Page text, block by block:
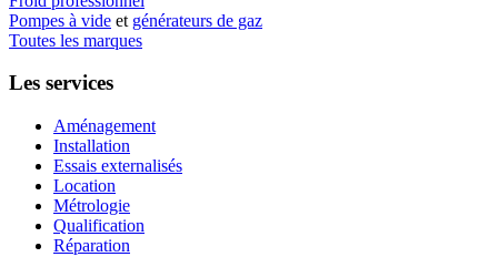
Pompes à vide et générateurs de gaz
Toutes les marques
Les services
Aménagement
Installation
Essais externalisés
Location
Métrologie
Qualification
Réparation